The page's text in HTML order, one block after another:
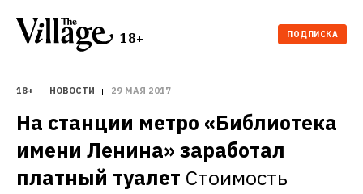
18+ ПОДПИСКА
18+ НОВОСТИ 29 МАЯ 2017
На станции метро «Библиотека
имени Ленина» заработал
платный туалет Стоимость